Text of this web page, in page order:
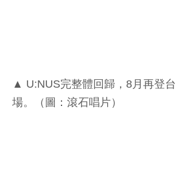
▲ U:NUS完整體回歸，8月再登
場。（圖：滾石唱片）